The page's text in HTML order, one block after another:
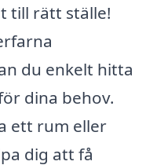
till rätt ställe!
du enkelt hitta
dina behov.
ett rum eller
dig att få